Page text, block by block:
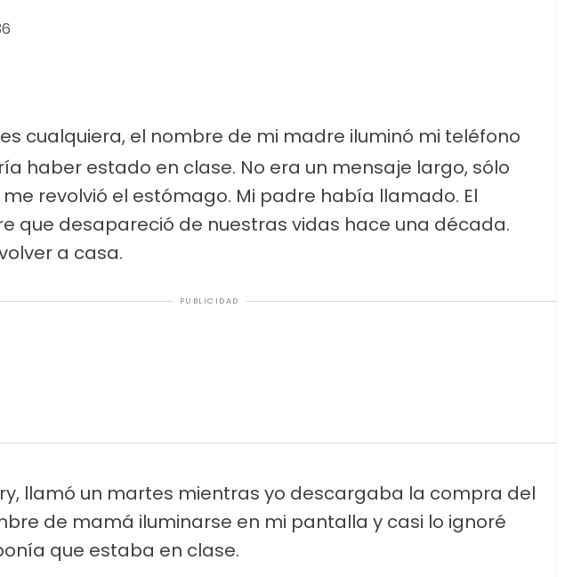
cualquiera, el nombre de mi madre iluminó mi teléfono
haber estado en clase. No era un mensaje largo, sólo
revolvió el estómago. Mi padre había llamado. El
que desapareció de nuestras vidas hace una década.
a casa.
PUBLICIDAD
llamó un martes mientras yo descargaba la compra del
de mamá iluminarse en mi pantalla y casi lo ignoré
que estaba en clase.